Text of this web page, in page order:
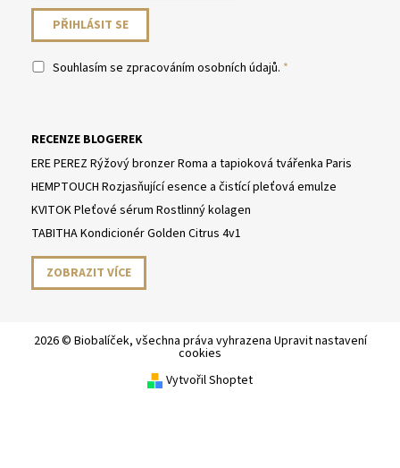
Souhlasím se zpracováním osobních údajů.
RECENZE BLOGEREK
ERE PEREZ Rýžový bronzer Roma a tapioková tvářenka Paris
HEMPTOUCH Rozjasňující esence a čistící pleťová emulze
KVITOK Pleťové sérum Rostlinný kolagen
TABITHA Kondicionér Golden Citrus 4v1
ZOBRAZIT VÍCE
2026 © Biobalíček, všechna práva vyhrazena Upravit nastavení
cookies
Vytvořil Shoptet